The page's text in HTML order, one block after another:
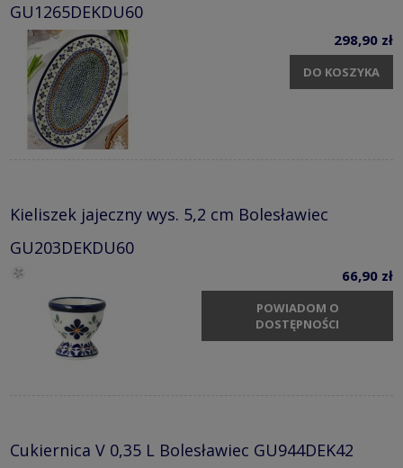
GU1265DEKDU60
298,90 zł
DO KOSZYKA
Kieliszek jajeczny wys. 5,2 cm Bolesławiec
GU203DEKDU60
66,90 zł
POWIADOM O
DOSTĘPNOŚCI
Cukiernica V 0,35 L Bolesławiec GU944DEK42